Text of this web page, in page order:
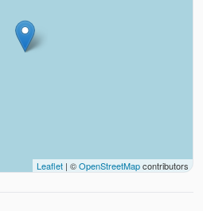
Leaflet | ©OpenStreetMapcontributors